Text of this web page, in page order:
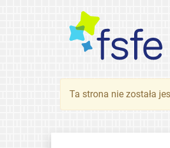
Ta strona nie została